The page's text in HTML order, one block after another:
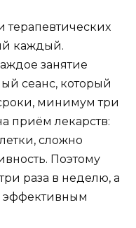
терапевтических
каждый.
занятие
сеанс, который
минимум три
приём лекарств:
сложно
Поэтому
раза в неделю, а
эффективным